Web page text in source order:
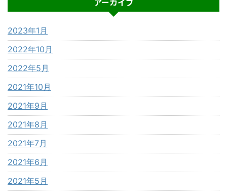
2023年1月
2022年10月
2022年5月
2021年10月
2021年9月
2021年8月
2021年7月
2021年6月
2021年5月